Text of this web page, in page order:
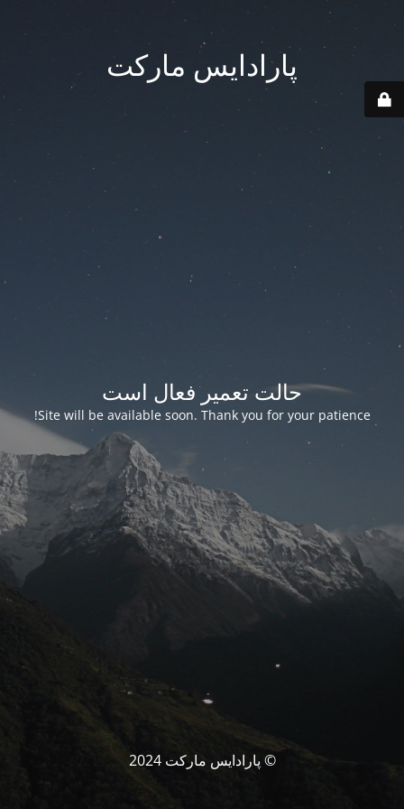
پارادایس مارکت
حالت تعمیر فعال است
Site will be available soon. Thank you for your patience!
© پارادایس مارکت 2024